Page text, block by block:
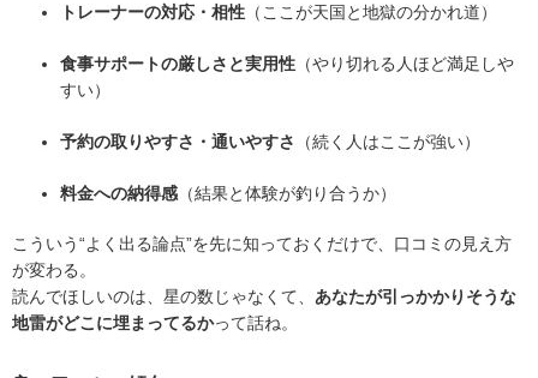
トレーナーの対応・相性 （ここが天国と地獄の分かれ道）
食事サポートの厳しさと実用性 （やり切れる人ほど満足しや
すい）
予約の取りやすさ・通いやすさ （続く人はここが強い）
料金への納得感 （結果と体験が釣り合うか）
こういう“よく出る論点”を先に知っておくだけで、口コミの見え方
が変わる。
読んでほしいのは、星の数じゃなくて、 あなたが引っかかりそうな
地雷がどこに埋まってるかって話ね。